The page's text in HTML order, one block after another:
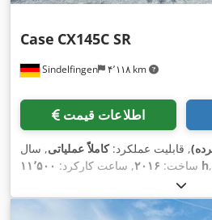
Sindelfingen ۴٬۱۱۸ km
Case CX145C SR
اطلاعات قیمت
, قابلیت عملکرد:کاملاً عملیاتی, سال
ساخت: ۲۰۱۶, ساعت کارکرد: ۱۱٬۵۰۰ h,